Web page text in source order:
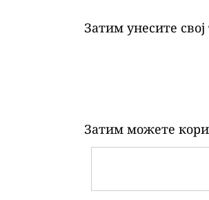
Затим унесите
Затим можете